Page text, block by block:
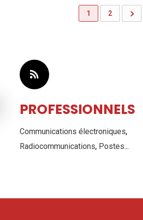
1 2
PROFESSIONNELS
Communications électroniques,
Radiocommunications, Postes...